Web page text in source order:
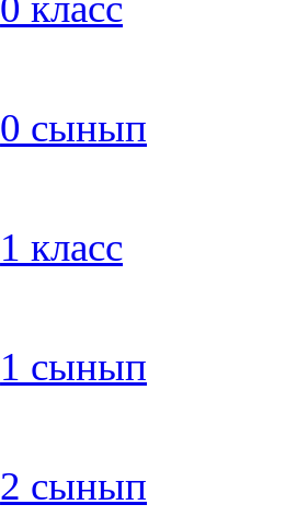
0 сынып
1 класс
1 сынып
2 сынып